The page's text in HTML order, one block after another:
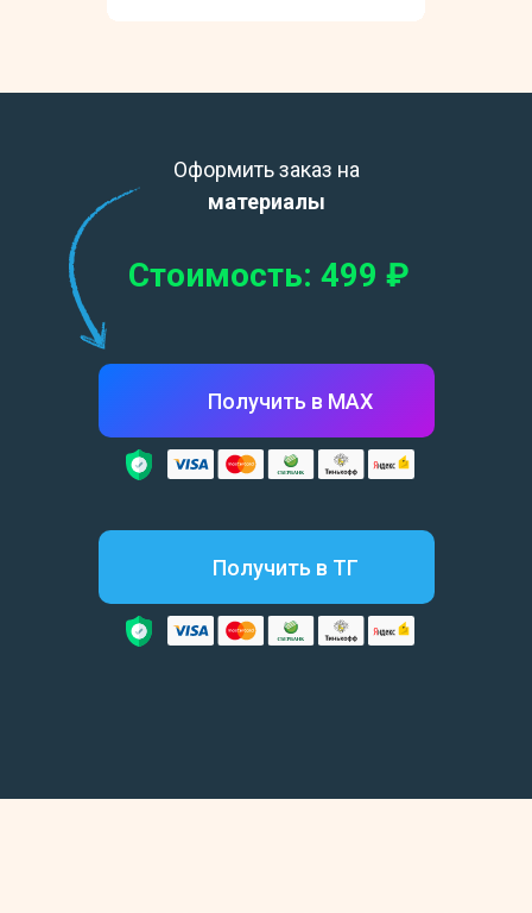
Оформить заказ на
материалы
Получить в ТГ
Получить в МАХ
Стоимость: 499 ₽